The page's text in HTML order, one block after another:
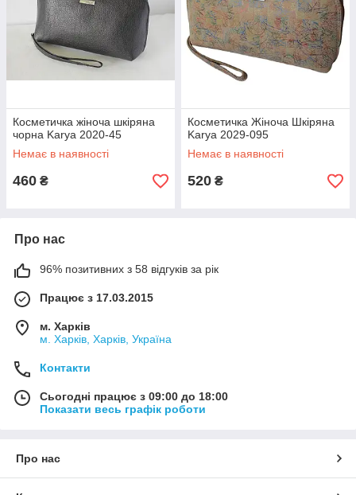
Косметичка жіноча шкіряна
чорна Karya 2020-45
Немає в наявності
460 ₴
Косметичка Жіноча Шкіряна
Karya 2029-095
Немає в наявності
520 ₴
Про нас
96% позитивних з 58 відгуків за рік
Працює з 17.03.2015
м. Харків
м. Харків, Харків, Україна
Контакти
Сьогодні працює з 09:00 до 18:00
Показати весь графік роботи
Про нас